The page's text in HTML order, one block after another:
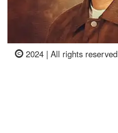
2024 | All rights